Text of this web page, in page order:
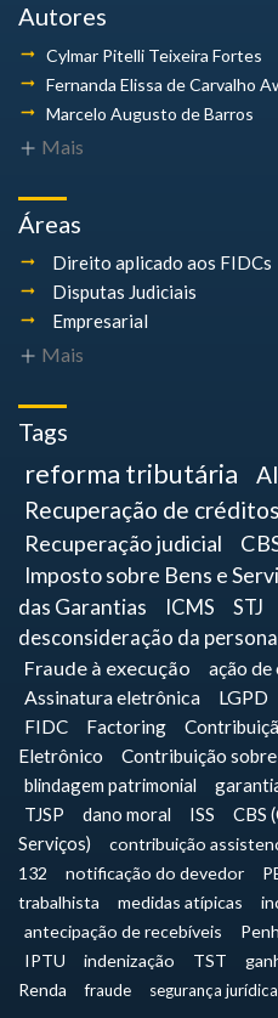
Autores
Cylmar Pitelli Teixeira Fortes
Fernanda Elissa de Carvalho
Marcelo Augusto de Barros
Mais
Áreas
Direito aplicado aos FIDCs
Disputas Judiciais
Empresarial
Mais
Tags
reforma tributária
Recuperação de créditos
Recuperação judicial
Imposto sobre Bens e
das Garantias
ICMS STJ
desconsideração da
Fraude à execução
ação de
Assinatura eletrônica
LGPD
FIDC Factoring
Eletrônico
Contribuição sobre
blindagem patrimonial
TJSP
dano moral ISS
CBS
Serviços)
contribuição
132
notificação do devedor
trabalhista
medidas atípicas
antecipação de recebíveis
IPTU
indenização TST
Renda
fraude segurança jurídica